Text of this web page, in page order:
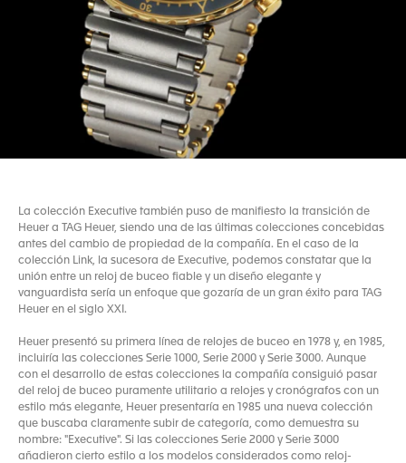
La colección Executive también puso de manifiesto la transición de
Heuer a TAG Heuer, siendo una de las últimas colecciones concebidas
antes del cambio de propiedad de la compañía. En el caso de la
colección Link, la sucesora de Executive, podemos constatar que la
unión entre un reloj de buceo fiable y un diseño elegante y
vanguardista sería un enfoque que gozaría de un gran éxito para TAG
Heuer en el siglo XXI.
Heuer presentó su primera línea de relojes de buceo en 1978 y, en 1985,
incluiría las colecciones Serie 1000, Serie 2000 y Serie 3000. Aunque
con el desarrollo de estas colecciones la compañía consiguió pasar
del reloj de buceo puramente utilitario a relojes y cronógrafos con un
estilo más elegante, Heuer presentaría en 1985 una nueva colección
que buscaba claramente subir de categoría, como demuestra su
nombre: "Executive". Si las colecciones Serie 2000 y Serie 3000
añadieron cierto estilo a los modelos considerados como reloj-